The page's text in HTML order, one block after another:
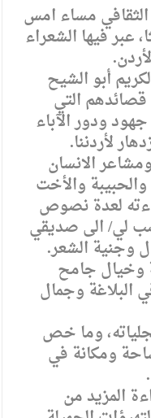
مساء امس
عبر فيها الشعراء
أبو الشيح
التي
ودور الآباء
لأردننا.
الانسان
والأخت
لعدة نصوص
لي/ الى صديقي
وجنية الشعر.
وخيال جامح
البلاغة وجمال
وما خص
ومكانة في
المزيد من